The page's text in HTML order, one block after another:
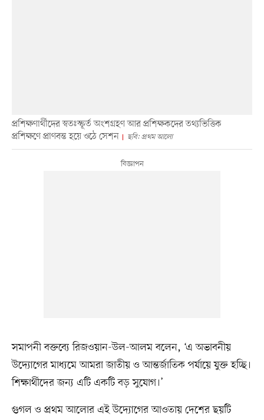
প্রশিক্ষণার্থীদের স্বতঃস্ফূর্ত অংশগ্রহণ আর প্রশিক্ষকদের তথ্যভিত্তিক
প্রশিক্ষণে প্রাণবন্ত হয়ে ওঠে সেশন
ছবি: প্রথম আলো
সমাপনী বক্তব্যে রিজওয়ান-উল-আলম বলেন, ‘এ অভাবনীয়
উদ্যোগের মাধ্যমে আমরা জাতীয় ও আন্তর্জাতিক পর্যায়ে যুক্ত হচ্ছি।
শিক্ষার্থীদের জন্য এটি একটি বড় সুযোগ।’
গুগল ও প্রথম আলোর এই উদ্যোগের আওতায় দেশের ছয়টি